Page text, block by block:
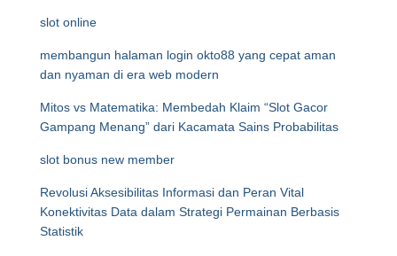
slot online
membangun halaman login okto88 yang cepat aman
dan nyaman di era web modern
Mitos vs Matematika: Membedah Klaim “Slot Gacor
Gampang Menang” dari Kacamata Sains Probabilitas
slot bonus new member
Revolusi Aksesibilitas Informasi dan Peran Vital
Konektivitas Data dalam Strategi Permainan Berbasis
Statistik